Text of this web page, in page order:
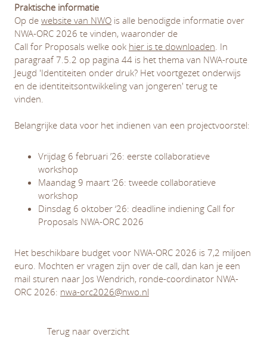
Praktische informatie
Op de website van NWO is alle benodigde informatie over
NWA-ORC 2026 te vinden, waaronder de
Call for Proposals welke ook hier is te downloaden . In
paragraaf 7.5.2 op pagina 44 is het thema van NWA-route
Jeugd 'Identiteiten onder druk? Het voortgezet onderwijs
en de identiteitsontwikkeling van jongeren' terug te
vinden.
Belangrijke data voor het indienen van een projectvoorstel:
Vrijdag 6 februari ’26: eerste collaboratieve
workshop
Maandag 9 maart ‘26: tweede collaboratieve
workshop
Dinsdag 6 oktober ‘26: deadline indiening Call for
Proposals NWA-ORC 2026
Het beschikbare budget voor NWA-ORC 2026 is 7,2 miljoen
euro. Mochten er vragen zijn over de call, dan kan je een
mail sturen naar Jos Wendrich, ronde-coordinator NWA-
ORC 2026: nwa-orc2026@nwo.nl
Terug naar overzicht